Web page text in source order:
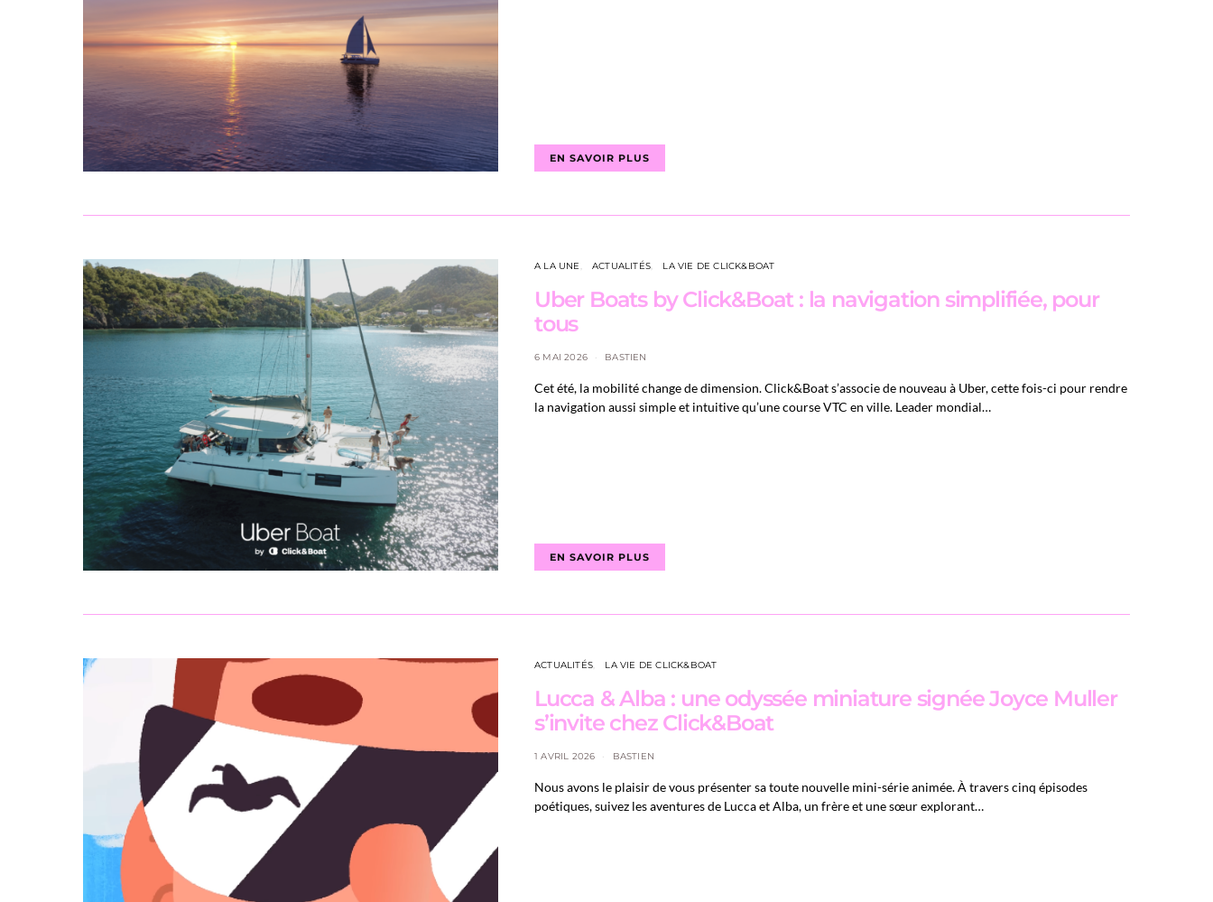
EN SAVOIR PLUS
A LA UNE ACTUALITÉS LA VIE DE CLICK&BOAT
Uber Boats by Click&Boat : la navigation simplifiée, pour
tous
6 MAI 2026 BASTIEN
Cet été, la mobilité change de dimension. Click&Boat s’associe de nouveau à Uber, cette fois-ci pour rendre
la navigation aussi simple et intuitive qu’une course VTC en ville. Leader mondial…
EN SAVOIR PLUS
ACTUALITÉS LA VIE DE CLICK&BOAT
Lucca & Alba : une odyssée miniature signée Joyce Muller
s’invite chez Click&Boat
1 AVRIL 2026 BASTIEN
Nous avons le plaisir de vous présenter sa toute nouvelle mini-série animée. À travers cinq épisodes
poétiques, suivez les aventures de Lucca et Alba, un frère et une sœur explorant…